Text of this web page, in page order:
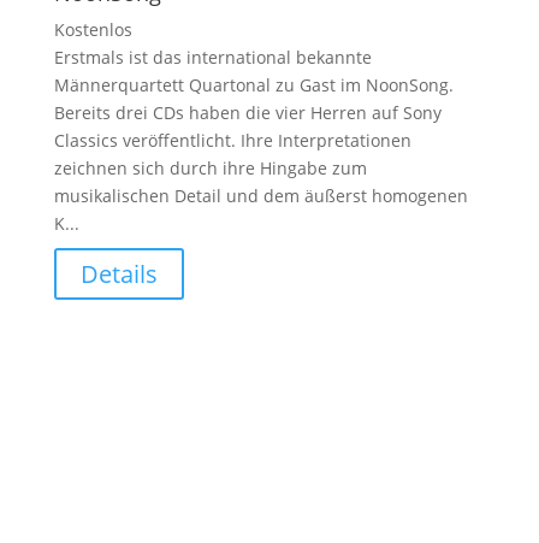
Kostenlos
Erstmals ist das international bekannte
Männerquartett Quartonal zu Gast im NoonSong.
Bereits drei CDs haben die vier Herren auf Sony
Classics veröffentlicht. Ihre Interpretationen
zeichnen sich durch ihre Hingabe zum
musikalischen Detail und dem äußerst homogenen
K...
Details